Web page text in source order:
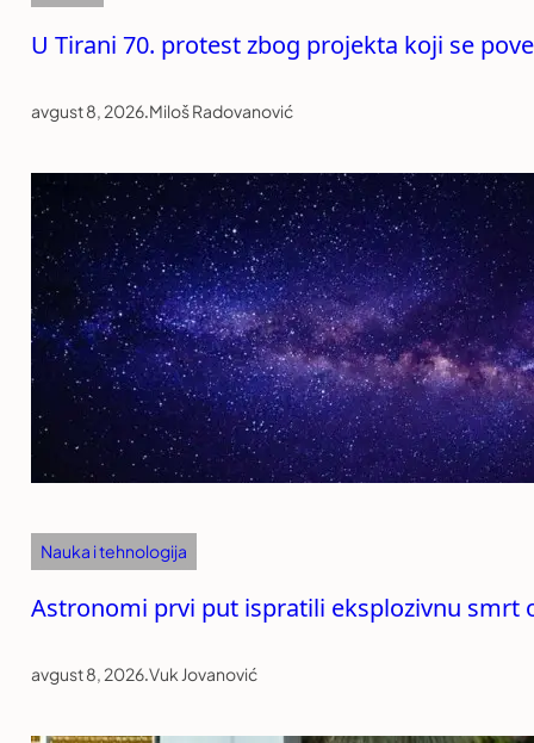
U Tirani 70. protest zbog projekta koji se
avgust 8, 2026.Miloš Radovanović
Nauka i tehnologija
Astronomi prvi put ispratili eksplozivnu smrt
avgust 8, 2026.Vuk Jovanović